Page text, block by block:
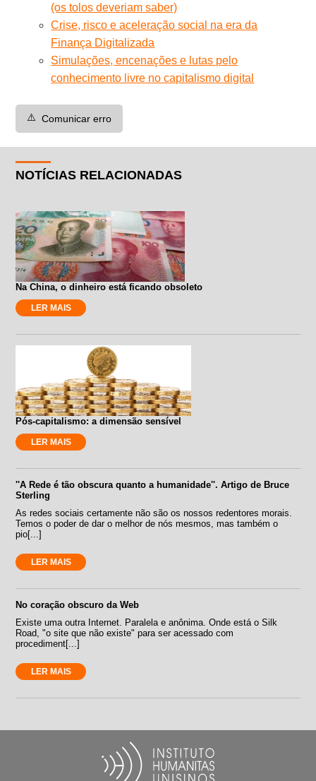
(os tolos deveriam saber)
Crise, risco e aceleração social na era da
Finança Digitalizada
Simulações, encenações e lutas pelo
conhecimento livre no capitalismo digital
⚠️ Comunicar erro
NOTÍCIAS RELACIONADAS
Na China, o dinheiro está ficando obsoleto
LER MAIS
Pós-capitalismo: a dimensão sensível
LER MAIS
''A Rede é tão obscura quanto a humanidade''. Artigo de Bruce
Sterling
As redes sociais certamente não são os nossos redentores morais.
Temos o poder de dar o melhor de nós mesmos, mas também o
pio[...]
LER MAIS
No coração obscuro da Web
Existe uma outra Internet. Paralela e anônima. Onde está o Silk
Road, "o site que não existe" para ser acessado com
procediment[...]
LER MAIS